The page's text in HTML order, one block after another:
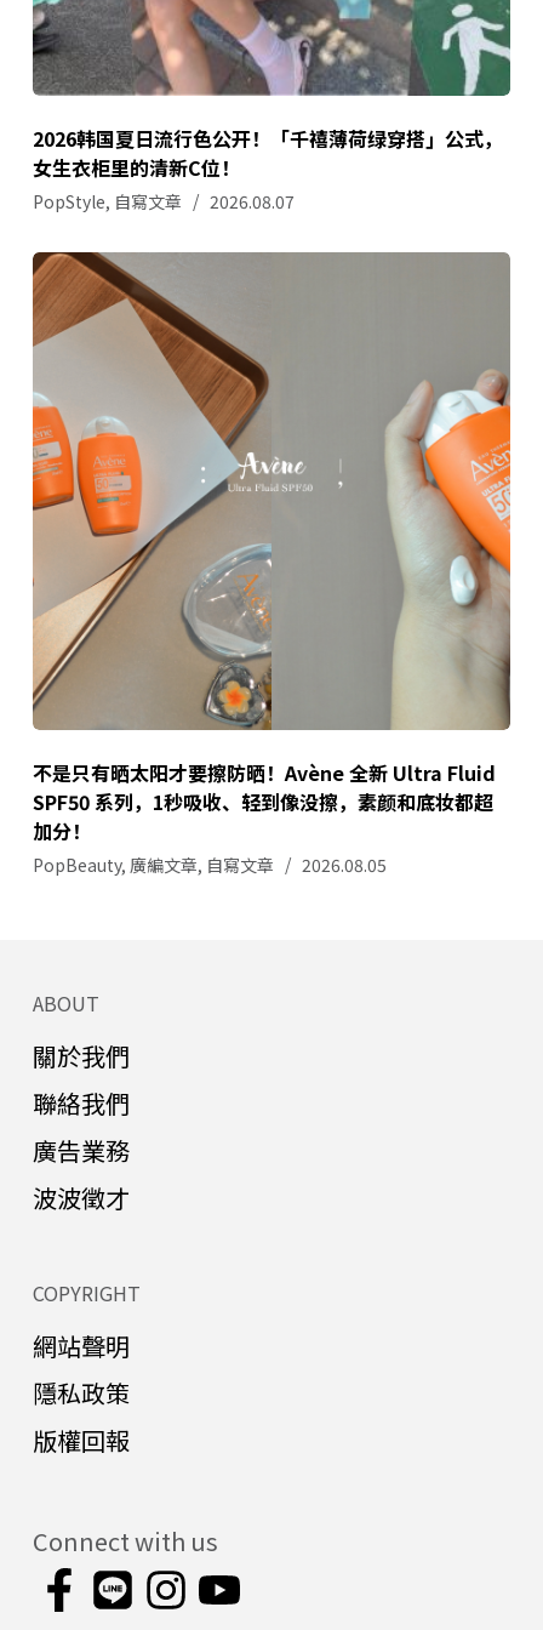
2026韩国夏日流行色公开！「千禧薄荷绿穿搭」公式，
女生衣柜里的清新C位！
PopStyle, 自寫文章 2026.08.07
不是只有晒太阳才要擦防晒！Avène 全新 Ultra Fluid
SPF50 系列，1秒吸收、轻到像没擦，素颜和底妆都超
加分！
PopBeauty, 廣編文章, 自寫文章 2026.08.05
ABOUT
關於我們
聯絡我們
廣告業務
波波徵才
COPYRIGHT
網站聲明
隱私政策
版權回報
Connect with us